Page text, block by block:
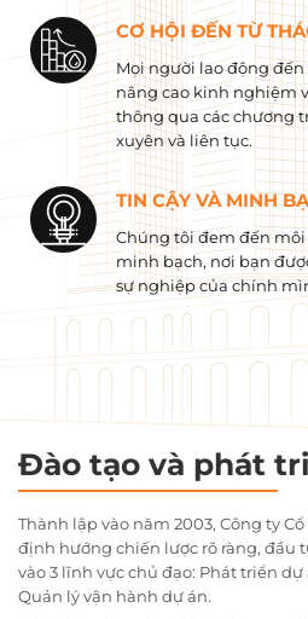
CƠ HỘI ĐẾN TỪ
Mọi người lao động
nâng cao kinh nghiệm
thông qua các chương
xuyên và liên tục.
TIN CẬY VÀ MINH
Chúng tôi đem đến
minh bạch, nơi bạn
sự nghiệp của chính
Đào tạo và phát
Thành lập vào năm 2003, Công ty
định hướng chiến lược rõ ràng, đầu
vào 3 lĩnh vực chủ đạo: Phát triển
Quản lý vận hành dự án.